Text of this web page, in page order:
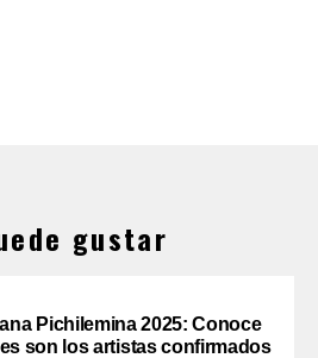
gustar
Pichilemina 2025: Conoce
son los artistas confirmados